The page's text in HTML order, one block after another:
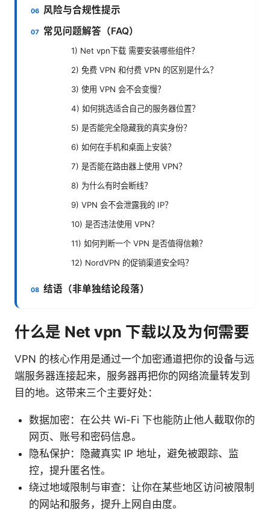
风险与合规性提示
常见问题解答（FAQ）
1) Net vpn下载 需要安装哪些组件？
2) 免费 VPN 和付费 VPN 的区别是什么？
3) 使用 VPN 会不会变慢？
4) 如何挑选适合自己的服务器位置？
5) 是否能完全隐藏我的真实身份？
6) 如何在手机和桌面上安装？
7) 是否能在路由器上使用 VPN？
8) 为什么有时会断线？
9) VPN 会不会泄露我的 IP？
10) 是否违法使用 VPN？
11) 如何判断一个 VPN 是否值得信赖？
12) NordVPN 的促销渠道安全吗？
结语（非单独结论段落）
什么是 Net vpn 下载以及为何需要
VPN 的核心作用是通过一个加密通道把你的设备与远
端服务器连接起来，服务器再把你的网络流量转发到
目的地。这带来三个主要好处：
数据加密：在公共 Wi-Fi 下也能防止他人截取你的
网页、账号和密码信息。
隐私保护：隐藏真实 IP 地址，避免被跟踪、监
控，提升匿名性。
绕过地域限制与审查：让你在某些地区访问被限制
的网站和服务，提升上网自由度。